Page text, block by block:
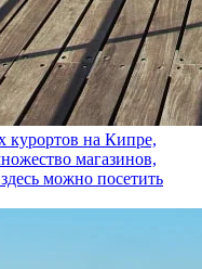
курортов на Кипре,
магазинов,
можно посетить